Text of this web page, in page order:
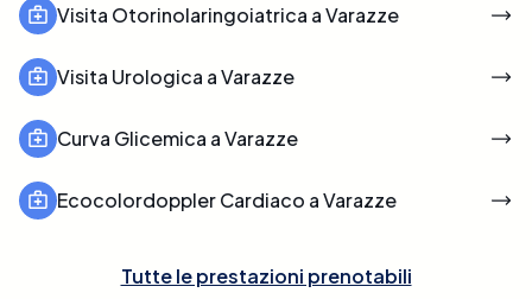
Visita Otorinolaringoiatrica a Varazze
Visita Urologica a Varazze
Curva Glicemica a Varazze
Ecocolordoppler Cardiaco a Varazze
Tutte le prestazioni prenotabili